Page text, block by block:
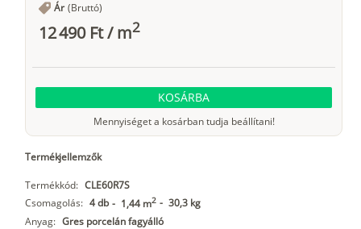
Ár (Bruttó)
12 490 Ft/m2
KOSÁRBA
Mennyiséget a kosárban tudja beállítani!
Termékjellemzők
Termékkód: CLE60R7S
Csomagolás: 4 db - 1,44 m2 - 30,3 kg
Anyag: Gres porcelán fagyálló